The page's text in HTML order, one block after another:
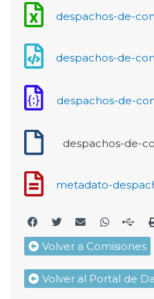
despachos-de-
despachos-de-
despachos-de-
despachos-de-
metadato-
Volver a Comisiones
Volver al Portal de